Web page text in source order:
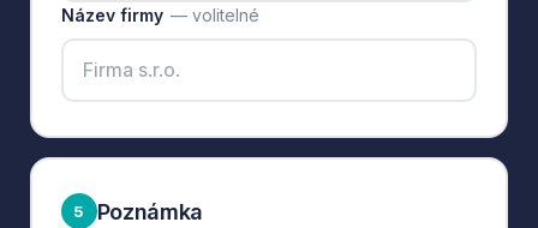
Název firmy — volitelné
5 Poznámka